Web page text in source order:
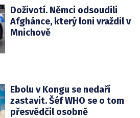
Doživotí. Němci odsoudili
Afghánce, který loni vraždil v
Mnichově
Ebolu v Kongu se nedaří
zastavit. Šéf WHO se o tom
přesvědčil osobně